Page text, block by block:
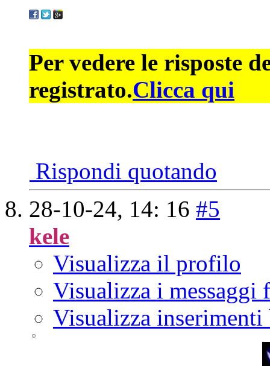
Per vedere le risposte
registrato.Clicca qui
Rispondi quotando
28-10-24, 14: 16 #5
kele
Visualizza il profilo
Visualizza i messaggi
Visualizza inserimenti